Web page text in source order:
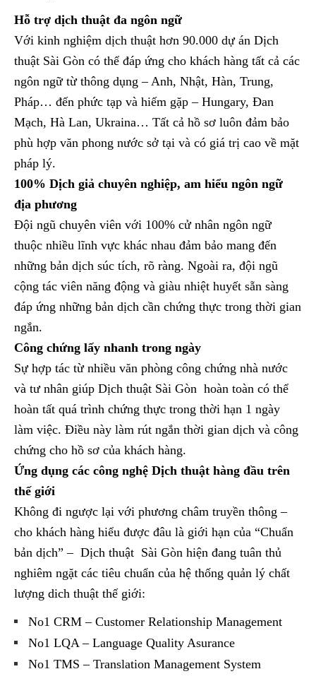
Hỗ trợ dịch thuật đa ngôn ngữ
Với kinh nghiệm dịch thuật hơn 90.000 dự án Dịch
thuật Sài Gòn có thể đáp ứng cho khách hàng tất cả các
ngôn ngữ từ thông dụng – Anh, Nhật, Hàn, Trung,
Pháp… đến phức tạp và hiếm gặp – Hungary, Đan
Mạch, Hà Lan, Ukraina… Tất cả hồ sơ luôn đảm bảo
phù hợp văn phong nước sở tại và có giá trị cao về mặt
pháp lý.
100% Dịch giả chuyên nghiệp, am hiểu ngôn ngữ
địa phương
Đội ngũ chuyên viên với 100% cử nhân ngôn ngữ
thuộc nhiều lĩnh vực khác nhau đảm bảo mang đến
những bản dịch súc tích, rõ ràng. Ngoài ra, đội ngũ
cộng tác viên năng động và giàu nhiệt huyết sẵn sàng
đáp ứng những bản dịch cần chứng thực trong thời gian
ngắn.
Công chứng lấy nhanh trong ngày
Sự hợp tác từ nhiều văn phòng công chứng nhà nước
và tư nhân giúp Dịch thuật Sài Gòn hoàn toàn có thể
hoàn tất quá trình chứng thực trong thời hạn 1 ngày
làm việc. Điều này làm rút ngắn thời gian dịch và công
chứng cho hồ sơ của khách hàng.
Ứng dụng các công nghệ Dịch thuật hàng đầu trên
thế giới
Không đi ngược lại với phương châm truyền thông –
cho khách hàng hiểu được đâu là giới hạn của “Chuẩn
bản dịch” – Dịch thuật Sài Gòn hiện đang tuân thủ
nghiêm ngặt các tiêu chuẩn của hệ thống quản lý chất
lượng dich thuật thế giới:
No1 CRM – Customer Relationship Management
No1 LQA – Language Quality Asurance
No1 TMS – Translation Management System